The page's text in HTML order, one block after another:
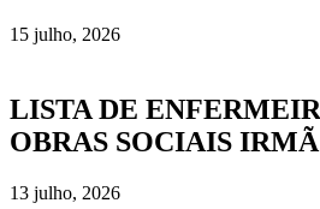
15 julho, 2026
LISTA DE
OBRAS SOCIAIS
13 julho, 2026